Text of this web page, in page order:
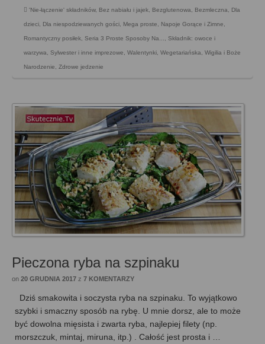
'Nie-łączenie' składników, Bez nabiału i jajek Bezglutenowa Bezmleczna Dla
dzieci Dla niespodziewanych gości Mega proste Napoje Gorące i Zimne
Romantyczny posiłek Seria 3 Proste Sposoby Na... Składnik: owoce i
warzywa Sylwester i inne imprezowe Walentynki Wegetariańska Wigilia i Boże
Narodzenie Zdrowe jedzenie
Pieczona ryba na szpinaku
on 20 GRUDNIA 2017 z 7 KOMENTARZY
Dziś smakowita i soczysta ryba na szpinaku. To wyjątkowo
szybki i smaczny sposób na rybę. U mnie dorsz, ale to może
być dowolna mięsista i zwarta ryba, najlepiej filety (np.
morszczuk, mintaj, miruna, itp.) . Całość jest prosta i …